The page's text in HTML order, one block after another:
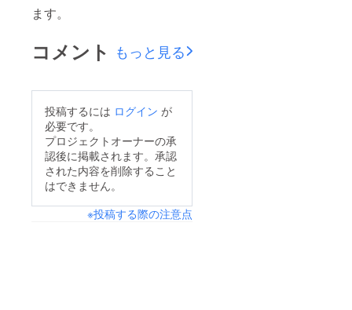
ます。
コメント もっと見る
投稿するには ログイン が
必要です。
プロジェクトオーナーの承
認後に掲載されます。承認
された内容を削除すること
はできません。
※投稿する際の注意点